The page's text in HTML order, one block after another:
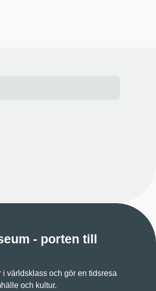
- porten till
världsklass och gör en tidsresa
och kultur.